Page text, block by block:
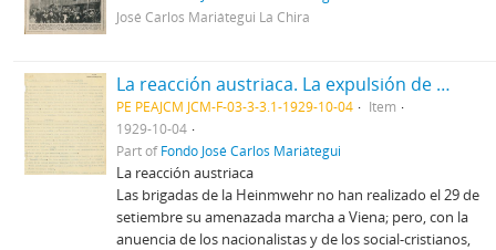
José Carlos Mariátegui La Chira
La reacción austriaca. La expulsión de Eduardo Ortega y Gasset. Mac Donald en Washington [Manuscrito]
PE PEAJCM JCM-F-03-3-3.1-1929-10-04
Item
1929-10-04
Part ofFondo José Carlos Mariátegui
La reacción austriaca
Las brigadas de la Heinmwehr no han realizado el 29 de
setiembre su amenazada marcha a Viena; pero, con la
anuencia de los nacionalistas y de los social-cristianos,